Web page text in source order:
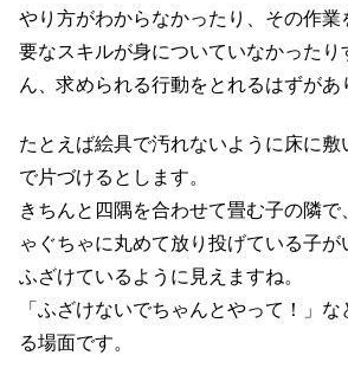
やり方がわからなかったり、その作業
要なスキルが身についていなかったり
ん、求められる行動をとれるはずがあ
たとえば絵具で汚れないように床に敷
で片づけるとします。
きちんと四隅を合わせて畳む子の隣で
ゃぐちゃに丸めて放り投げている子が
ふざけているように見えますね。
「ふざけないでちゃんとやって！」
る場面です。